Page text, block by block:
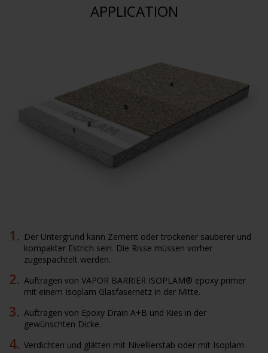
APPLICATION
Der Untergrund kann Zement oder trockener sauberer und
kompakter Estrich sein. Die Risse müssen vorher
zugespachtelt werden.
Auftragen von VAPOR BARRIER ISOPLAM® epoxy primer
mit einem Isoplam Glasfasernetz in der Mitte.
Auftragen von Epoxy Drain A+B und Kies in der
gewünschten Dicke.
Verdichten und glätten mit Nivellierstab oder mit Isoplam